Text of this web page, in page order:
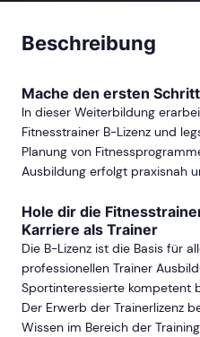
Beschreibung
Mache den ersten
In dieser Weiterbildung
Fitnesstrainer B-Lizenz und
Planung von
Ausbildung erfolgt praxisnah
Hole dir die
Karriere als Trainer
Die B-Lizenz ist die Basis für
professionellen Trainer
Sportinteressierte kompetent
Der Erwerb der Trainerlizenz
Wissen im Bereich der